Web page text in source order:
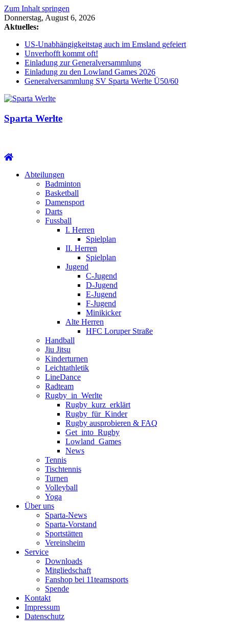
Zum Inhalt springen
Donnerstag, August 6, 2026
Aktuelles:
US-Unabhängigkeitstag auch im Emsland gefeiert
Unverhofft kommt oft!
Einladung zur Generalversammlung
Einladung zu den Lowland Games 2026
Generalversammlung SV Sparta Werlte Ü50/60
Sparta Werlte
Abteilungen
Badminton
Basketball
Damensport
Darts
Fussball
I. Herren
Spielplan
II. Herren
Spielplan
Jugend
C-Jugend
D-Jugend
E-Jugend
F-Jugend
Minikicker
Alte Herren
HFC Loruper Straße
Handball
Jiu Jitsu
Kinderturnen
Leichtathletik
LineDance
Radteam
Rugby_in_Werlte
Rugby_kurz_erklärt
Rugby_für_Kinder
Rugby ausprobieren & FAQ
Get_into_Rugby
Lowland_Games
News
Tennis
Tischtennis
Turnen
Volleyball
Yoga
Über uns
Sparta-News
Sparta-Vorstand
Sportstätten
Vereinsheim
Service
Downloads
Mitgliedschaft
Fanshop bei 11teamsports
Spende
Kontakt
Impressum
Datenschutz